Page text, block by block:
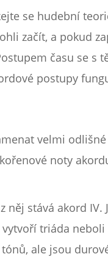
se hudební
začít, a pokud
času se s
postupy
velmi
noty
něj stává akord IV.
triáda
ale jsou